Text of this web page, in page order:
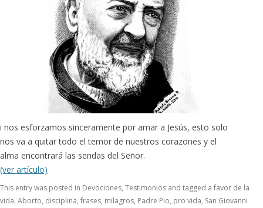
i nos esforzamos sinceramente por amar a Jesús, esto solo
nos va a quitar todo el temor de nuestros corazones y el
alma encontrará las sendas del Señor.
(ver artículo)
This entry was posted in Devociones, Testimonios and tagged a favor de la
vida, Aborto, disciplina, frases, milagros, Padre Pio, pro vida, San Giovanni